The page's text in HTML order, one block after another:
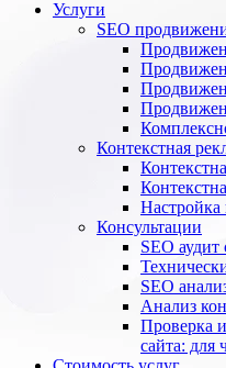
Услуги
SEO
Контекстная
Настройка
Консультации
SEO аудит
SEO
Анализ
Проверка
сайта: для